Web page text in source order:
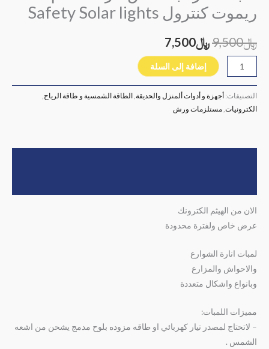
ريموت كنترول Safety Solar lights
﷼9,500﷼7,500
إضافة إلى السلة
التصنيفات: أجهزة و أدوات ألمنزل والحديقة الطاقة الشمسية و طاقة الرياح
الكترونيات مستلزمات ورش
الان من الهيثم الكترونك
عرض خاص ولفترة محدودة
لمبات انارة الشوارع
والاحواش والمزارع
وبانواع واشكال متعددة
مميزات اللمبات:
– لاتحتاج لمصدر تيار كهربائي او طاقه مزوده بلوح مدمج يشحن من اشعه
الشمس .